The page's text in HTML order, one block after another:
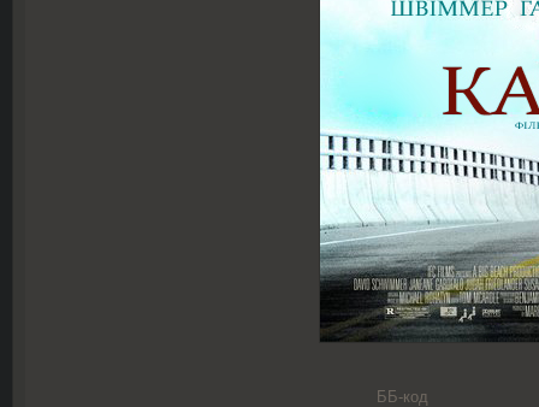
ББ-код